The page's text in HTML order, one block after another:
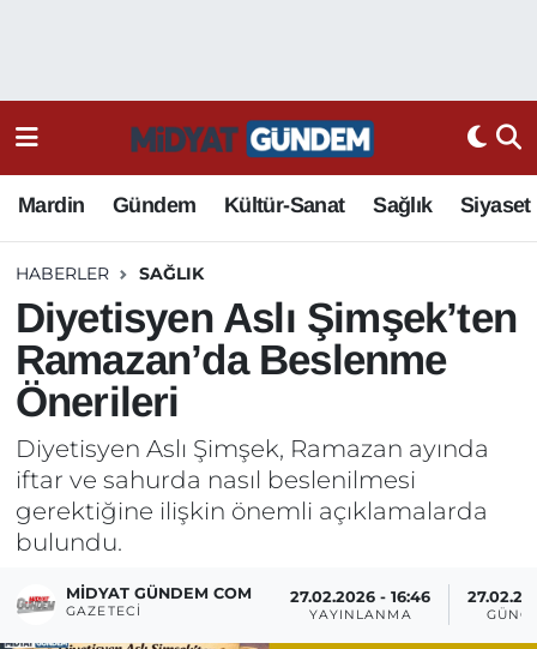
Mardin Gündem Kültür-Sanat Sağlık Siyaset
HABERLER SAĞLIK
Diyetisyen Aslı Şimşek’ten
Ramazan’da Beslenme
Önerileri
Diyetisyen Aslı Şimşek, Ramazan ayında
iftar ve sahurda nasıl beslenilmesi
gerektiğine ilişkin önemli açıklamalarda
bulundu.
MIDYAT GÜNDEM COM
GAZETECI
27.02.2026 - 16:46
YAYINLANMA